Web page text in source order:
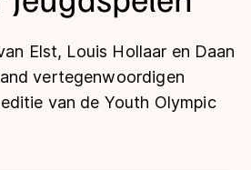
Elst, Louis Hollaar en Daan
vertegenwoordigen
van de Youth Olympic